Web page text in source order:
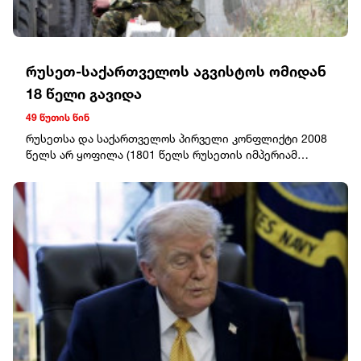
რუსეთ-საქართველოს აგვისტოს ომიდან
18 წელი გავიდა
49 წუთის წინ
რუსეთსა და საქართველოს პირველი კონფლიქტი 2008 წელს არ ყოფილა (1801 წელს რუსეთის იმპერიამ ქართლ-კახეთის სამეფო გააუქმა; 1810 წელს – იმერეთის სამეფო, 1828 წელს – გურიის, 1857 წელს – სვანეთის სამთავრო, 1864 წელს – აფხაზეთის, 1867 წელს კი – სამეგრელოს სამთავრო ოფიციალურად გააუქმა; 1921 წლის თებერვალში საქართველოში “წითელი არმია” შემოიჭრა, რასაც 70-წლიანი საბჭოთა მმართველობა მოჰყვა; 1924 წელს კომუნისტებმა დამოუკიდებლობისთვის მებრძოლი ათასობით ქართველი დახვრიტეს; მასობრივი რეპრესიები განხორციელდა 1937 წელსაც; 1989 წლის 9 აპრილს თავისუფლების მოედანზე, საბჭოთა სადამსჯელო რაზმის შემოსვლას 21 მშვიდობიანი დემონსტრანტის დაღუპვა მოჰყვა; რუსეთის დახმარებით, 1992 წელს საქართველოს – სამაჩაბლო, ხოლო 1993 წელს – აფხაზეთი გამოეყო, აღნიშნულ რეგიონებში ეთნიკური წმენდა განხორციელდა, თუმცა მაშინ და 2008 წლამდე ეს “ქართულ-აფხაზურ”‘და “ქართულ-ოსურ” ეთნიკურ კონფლიქტებად მოინათლა), თუმცა ამ დაპირისპირებას პირველად, ოფიციალურად ეწოდა “რუსეთ-საქართველოს” ომი და საერთაშორისო პრაქტიკაში დაიწყო დამკვიდრება ტერმინმა “ოკუპაცია”.2008 წლის აგვისტოს ომის შემდეგ, 26 აგვისტოს რუსეთის მაშინდელმა პრეზიდენტმა დიმიტრი მედვედევმა საქართველოს ორი რეგიონის – აფხაზეთის და ე.წ. სამხრეთ ოსეთის “დამოუკიდებლობა” გამოაცხადა. “მცოცავი ოკუპაცია”, ტერიტორიების მიტაცება და ადამიანების გატაცება დღემდე გრძელდება.2008 წლის აგვისტოს ომში დაღუპულ სამხედრო მოსამსახურეთა სიამ.შ. ოფიცერი: 22კაპრალ/სერჟანტი: 133რიგითი: 1რეზერვისტი: 10სამოქალაქო პირი: 3კაპიტან-ლეიტენანტი ჭიტაძე თეიმურაზ თამაზის ძე – სამხედრო საზღვაო-ძალებიკაპრალი დათუაშვილი ზვიად რევაზის ძე – სამხედრო საზღვაო-ძალებიკაპრალი ფიჩხაია თემურ გოგის ძე – სამხედრო საზღვაო-ძალებიკაპრალი ღვინჯილია გიორგი ნუგზარის ძე – სამხედრო საზღვაო-ძალებიკაპრალი ბარბაქაძე ზვიად ზურაბის ძე – სამხედრო საზღვაო-ძალებიკაპიტანი ბალხამიშვილი ალბერტ უშანგის ძე – სამხედრო-საჰაერო ძალებისერჟანტი დევნოზაშვილი ნოდარ ეფრემის ძე – სამხედრო-საჰაერო ძალებიავიაციის უმცროსი სერჟანტი ნანუაშვილი გიორგი ჯიმშერის ძე – სამხედრო-საჰაერო ძალებიკაპრალი ბასილაძე ბადრი გიორგის ძე – სამხედრო-საჰაერო ძალებიკაპრალი ტრაპაიძე შალვა გურამის ძე – I ქვეითი ბრიგადაკაპრალი თაყაძე ვიტალი ილიას ძე – I ქვეითი ბრიგადაკაპრალი ბეკურაშვილი მამუკა გოჩას ძე – I ქვეითი ბრიგადალეიტენანტი ხურციძე შოთა ოლეგის ძე – I ქვეითი ბრიგადაკაპრალი შაინიძე ასლან ჯემალის ძე – I ქვეითი ბრიგადაკაპრალი ნიკიტინი თამაზ ედუარდის ძე – II ქვეითი ბრიგადაუმცროსი სერჟანტი ფანცულაია მამია თამაზის ძე – II ქვეითი ბრიგადაკაპრალი თეფანია ლევან ოთარის ძე – II ქვეითი ბრიგადაუმცროსი სერჟანტი დიასამიძე ედნარ დურსუნის ძე – II ქვეითი ბრიგადაკაპრალი ჯაილოვა დიმიტრი ოთარის ძე – II ქვეითი ბრიგადაკაპრალი ბოკუჩავა თემურ ტარიელის ძე – II ქვეითი ბრიგადაკაპრალი სამაკაშვილი მამუკა ნუგზარის ძე – II ქვეითი ბრიგადაკაპრალი შაინიძე ამირან ნოდარის ძე – II ქვეითი ბრიგადაკაპრალი აბაშიძე მალხაზ ილიას ძე – II ქვეითი ბრიგადაკაპრალი ბალაშვილი ზურაბ გივის ძე – II ქვეითი ბრიგადაკაპრალი დვალიშვილი მიხეილ დავითის ძე – II ქვეითი ბრიგადაკაპრალი ბერიძე თეიმურაზ ბეჟანის ძე – II ქვეითი ბრიგადაკაპრალი შეყლაშვილი ილია ვაჟას ძე – II ქვეითი ბრიგადაუმცროსი სერჟანტი თურმანიძე ფრიდონ გიორგის ძე – II ქვეითი ბრიგადასერჟანტი შაინიძე ვაჟა ნოდარის ძე – II ქვეითი ბრიგადაუმცროსი სერჟანტი გელდიაშვილი ანზორ ვახტანგის ძე – II ქვეითი ბრიგადაუმცროსი სერჟანტი კოხრეიძე ლევან რეზოს ძე – II ქვეითი ბრიგადაუმცროსი სერჟანტი ონიანი ალექსანდრე ვალოდის ძე – II ქვეითი ბრიგადაკაპრალი წულაძე რუსლან ვილორიკის ძე – II ქვეითი ბრიგადაკაპრალი ფორჩხიძე ნიკოლოზ ჯონდოს ძე – II ქვეითი ბრიგადაკაპრალი კუპატაძე შმაგი როლანდის ძე – II ქვეითი ბრიგადაკაპრალი კაცაძე ზვიად სერგოს ძე – II ქვეითი ბრიგადაკაპრალი ჯანელიძე ირაკლი ვაჟას ძე – II ქვეითი ბრიგადაკაპრალი ბარამია მარლენ ტარიელის ძე – II ქვეითი ბრიგადასერჟანტი მელქაძე ლევან თამაზის ძე – II ქვეითი ბრიგადაკაპიტანი ლაგურაშვილი ლერი თენგიზის ძე – II ქვეითი ბრიგადაკაპრალი მანძულაშვილი ლევან ოლეგის ძე – II ქვეითი ბრიგადაკაპრალი წილოსანი ემზარ შუქრის ძე - II ქვეითი ბრიგადაავიაციის უმცროსი სერჟანტი კაკაურიძე ფელიქს მიტუშას ძე - II ქვეითი ბრიგადაკაპრალი ზოიძე რომანი ლევანის ძე- II ქვეითი ბრიგადაკაპრალი კოშაძე კახა აკაკის ძე- II ქვეითი ბრიგადაუმცროსი სერჟანტი გოგნაძე ვალერი სულიკოს ძე- II ქვეითი ბრიგადაუმცროსი სერჟანტი ეფაძე ზურაბ ავთანდილის ძე – III ქვეითი ბრიგადაუმცროსი სერჟანტი გაბუნია ილია ივანეს ძე – II ქვეითი ბრიგადაკაპრალი ტატუაშვილი გიორგი ზაურის ძე – III ქვეითი ბრიგადაკაპრალი ზაზაშვილი ალექსანდრე პავლეს ძე – III ქვეითი ბრიგადაკაპრალი ქამაშიძე ავთანდილ იოსების ძე – III ქვეითი ბრიგადაკაპრალი ხარჩილავა კობა რევაზის ძე – III ქვეითი ბრიგადაკაპრალი ბალახაშვილი არტემ გურამის ძე – III ქვეითი ბრიგადაუმცროსი სერჟანტი თუთისანი მერაბ მურმანის ძე – III ქვეითი ბრიგადაკაპრალი ციცქიშვილი ვალერი რეზოს ძე – III ქვეითი ბრიგადაკაპრალი გოგორიშვილი გიგა ტიტეს ძე – III ქვეითი ბრიგადაუმცროსი სერჟანტი კოპალიანი პაატა ჯეირანის ძე – III ქვეითი ბრიგადაუმცროსი სერჟანტი ბრეგაძე ფრიდონ ავთანდილის ძე – III ქვეითი ბრიგადაკაპიტანი ახობაძე მერაბ ტარიელის ძე – IV ქვეითი ბრიგადაკაპიტანი სერგია კობა იურის ძე – IV ქვეითი ბრიგადაკაპიტანი კირაკოზაშვილი გიორგი ოთარის ძე- IV ქვეითი ბრიგადამაიორი დოლიძე შალვა ზაურის ძე – IV ქვეითი ბრიგადასერჟანტი მგალობლიშვილი ფილიპე ჰამლეტის ძე – IV ქვეითი ბრიგადაუფროსი ლეიტენანტი ბაბუციძე ილია გიორგის ძე – IV ქვეითი ბრიგადაუფროსი ლეიტენანტი ნადარეიშვილი გიორგი გენადის ძე- IV ქვეითი ბრიგადალეიტენანტი ბარდაველიძე ალია მერაბის ძე- IV ქვეითი ბრიგადაკაპრალი დევდარიანი ლევან ცაგოს ძე- IV ქვეითი ბრიგადაკაპრალი ბაზაძე ირაკლი ომარის ძე- IV ქვეითი ბრიგადაკაპრალი თენიეშვილი ზაურ ჯუმბერის ძე- IV ქვეითი ბრიგადაკაპრალი ლომიძე ავედიკ ვახტანგის ძე- IV ქვეითი ბრიგადაკაპრალი ყალაბეგიშვილი ნიკა გაბრიელის ძე- IV ქვეითი ბრიგადა-70კაპრალი ჯიქია დავით დაზმერის ძე- IV ქვეითი ბრიგადაკაპრალი დადვანი საბა შამილის ძე – IV ქვეითი ბრიგადაკაპრალი ირემაძე მურთაზ გურამის ძე – IV ქვეითი ბრიგადაკაპრალი გზირიშვილი ვახტანგ ბადრის ძე – IV ქვეითი ბრიგადაკაპრალი დვალიშვილი დავით რობერტის ძე – IV ქვეითი ბრიგადაკაპრალი დოიჯაშვილი ონისე ლევანის ძე – IV ქვეითი ბრიგადაკაპრალი მჟავანაძე რაულ ასლანის ძე – IV ქვეითი ბრიგადაკაპრალი ჩადუნელი დევი ჯონდოს ძე – IV ქვეითი ბრიგადაკაპრალი ქარჩავა გოგიტა ნუგზარის ძე – IV ქვეითი ბრიგადაკაპრალი მახარაშვილი ზაურ მურმანის ძე – IV ქვეითი ბრიგადა-80კაპრალი წურწუმია კობა ამირანის ძე – IV ქვეითი ბრიგადაკაპრალი ჯავახიშვილი გიორგი გენადის ძე – IV ქვეითი ბრიგადაკაპრალი ღვინიაშვილი სოსო თენგიზის ძე – IV ქვეითი ბრიგადაკაპრალი ბერიკაშვილი გიორგი მიხეილის ძე – IV ქვეითი ბრიგადაკაპრალი დავითაშვილი ვლადიმერ უშანგის ძე – IV ქვეითი ბრიგადაკაპრალი იოსებიძე ლევან შუქურის ძე- IV ქვეითი ბრიგადაკაპრალი ახალკაცი რეზო გიორგის ძე- IV ქვეითი ბრიგადაკაპრალი აბრამიშვილი ზურაბ გიორგის ძე- IV ქვეითი ბრიგადაუფროსი სერჟანტი ფერაძე ზაზა თენგიზის ძე – IV ქვეითი ბრიგადაუმცროსი სერჟანტი სოფრომაძე უშანგი ომარის ძე- I ქვეითი ბრიგადამაიორი ჭედია გელა გივის ძე – V ქვეითი ბრიგადასამედიცინო სამსახურის სერჟანტი ჭელიძე მერაბ თამაზის ძე – V ქვეითი ბრიგადაკაპრალი ღვინიაშვილი გიორგი თენგიზის ძე – V ქვეითი ბრიგადაკაპრალი მამალაძე ამირან გურამის ძე – V ქვეითი ბრიგადაკაპრალი ტოროშელიძე ჯიმშერ იაშას ძე – საინჟინრო ბრიგადაკაპრალი მურადაშვილი გიორგი პაატას ძე – საინჟინრო ბრიგადასერჟანტი ახალკაცი ზაზა ბეგლარის ძე – საინჟინრო ბრიგადაპოლკოვნიკი ელიზბარაშვილი დავით ვალიკოს ძე – საინჟინრო ბრიგადაუფროსი სერჟანტი ბერიანიძე არჩილ ვახტანგის ძე – ცალკეული ჯავშანსატანკო ბატალიონისერჟანტი ბადრიაშვილი გიორგი ნოდარის ძე – ცალკეული ჯავშანსატანკო ბატალიონი -100უფროსი სერჟანტი მელიქიძე თამაზ არდიკოს ძე – ცალკეული ჯავშანსატანკო ბატალიონიკაპრალი კვალიაშვილი ივანე მალხაზის ძე – ცალკეული ჯავშანსატანკო ბატალიონიკაპრალი განჯელაშვილი ვასილ გივის ძე – ცალკეული ჯავშანსატანკო ბატალიონიკაპრალი რომელაშვილი გიორგი ირაკლის ძე – ცალკეული ჯავშანსატანკო ბატალიონიკაპრალი დოთიაშვილი ზაზა ზაურის ძე – ცალკეული ჯავშანსატანკო ბატალიონიკაპრალი კურდღელაშვილი ჯიმშერ ელგუჯას ძე – ცალკეული ჯავშანსატანკო ბატალიონიკაპრალი მამუკაშვილი გიორგი ვალერის ძე – ცალკეული ჯავშანსატანკო ბატალიონიკაპრალი კვირიკაშვილი ზაქარია იოსების ძე – ცალკეული ჯავშანსატანკო ბატალიონისერჟანტი ინაური ელგუჯა ნოდარის ძე – ცალკეული ჯავშანსატანკო ბატალიონიკაპრალი ურიგაშვილი ზურაბ თამაზის ძე – ცალკეული ჯავშანსატანკო ბატალიონიკაპრალი მეხატურიშვილი იოსებ გურამის ძე – ცალკეული ჯავშანსატანკო ბატალიონიკაპრალი მიჩიტაშვილი მზეჭაბუკ ტარიელის ძე – ცალკეული ჯავშანსატანკო ბატალიონიკაპრალი ერაშვილი გიზო გურამის ძე – ცალკეული ჯავშანსატანკო ბატალიონიკაპრალი წულაია გიზო გულივერის ძე – ცალკეული ჯავშანსატანკო ბატალიონიკაპრალი ელიკაშვილი ივანე ნუგზარის ძე – ცალკეული ჯავშანსატანკო ბატალიონიუფროსი სერჟანტი მაკრახიძე გოგიტა გურამის ძე – ცალკეული ჯავშანსატანკო ბატალიონიკაპრალი ქარელი ოთარ პაატას ძე – ცალკეული ჯავშანსატანკო ბატალიონისერჟანტი ცერცვაძე მიხეილ ქიშვარდის ძე – ცალკეული ჯავშანსატანკო ბატალიონიკაპრალი შაინიძე გიორგი დავითის ძე – ცალკეული მსუბუქი ქვეითი ბატალიონიუმცროსი სერჟანტი ასლანიძე ომარ ლეოს ძე – ცალკეული მსუბუქი ქვეითი ბატალიონისერჟანტი თავგორაშვილი კახაბერ გიორგის ძე – სპეციალური ოპერაციების დაჯგუფებას/პირი რაზმაძე ამირან ავთანდილის ძე – ჯარების ლოგისტიკური უზრუნველყოფის დეპარტამენტირეზერვისტი ხურცილავა დათა ბესიკის ძე – ეროვნული გვარდიარეზერვისტი ჭითანავა გოგა ტარიელის ძე – ეროვნული გვარდიარეზერვისტი კიკალეიშვილი ოთარ ბახვას ძე – ეროვნული გვარდიარეზერვისტი გაბუნია შალვა ემზარის ძე – ეროვნული გვარდიარეზერვისტი ბერაია გოგა რევაზის ძე – ეროვნული გვარდიარეზერვისტი იოსავა მიხეილ ბესიკის ძე – ეროვნული გვარდიარეზერვისტი ჭოჭუა ლევანი მძლავრის ძე – ეროვნული გვარდიარეზერვისტი მორბედაძე ირაკლი ოთარის ძე – ეროვნული გვარდიარეზერვისტი ბოჭოიძე ზაზა სავლეს ძე – ეროვნული გვარდიარეზერვისტი-კობა ჯაშაშვილი - ეროვნული გვარდიაკაპრალი ბლიაძე დავით ბუხუტის ძე - IV ქვეითი ბრიგადაკაპრალი ქამაშიძე ტარიელ მიხეილის ძე- IV ქვეითი ბრიგადალეიტენანტი მამისაშვილი რეზო გელას ძე- IV ქვეითი ბრიგადაკაპრალი წიქარიშვილი გიორგი ზაზას ძე- IV ქვეითი ბრიგადაკაპრალი ჭაღალიძე თენგიზ შოთას ძე- IV ქვეითი ბრიგადაკაპრალი გლუნჩაძე ზაზა თენგიზის ძე- IV ქვეითი ბრიგადაკაპიტანი ყულოშვილი ერეკლე მიხეილის ძე- IV ქვეითი ბრიგადაკაპიტანი თანდაშვილი ალექსანდრე დიმიტრის ძე- IV ქვეითი ბრიგადაკაპრალი გოროზია სერგეი კონსტანტინეს ძე-IV ქვეითი ბრიგადაკაპრალი მიდელაშვილი ლევანი ავთანდილის ძე – IV ქვეითი ბრიგადასამედიცინო სამსახურის უმცროსი ლეიტენანტი ბეგიაშვილი ზურაბ თემურის ძე- IV ქვეითი ბრიგადაუმცროსი სერჟანტი ანწუხელიძე გიორგი ზაურის ძე – IV ქვეითი ბრიგ